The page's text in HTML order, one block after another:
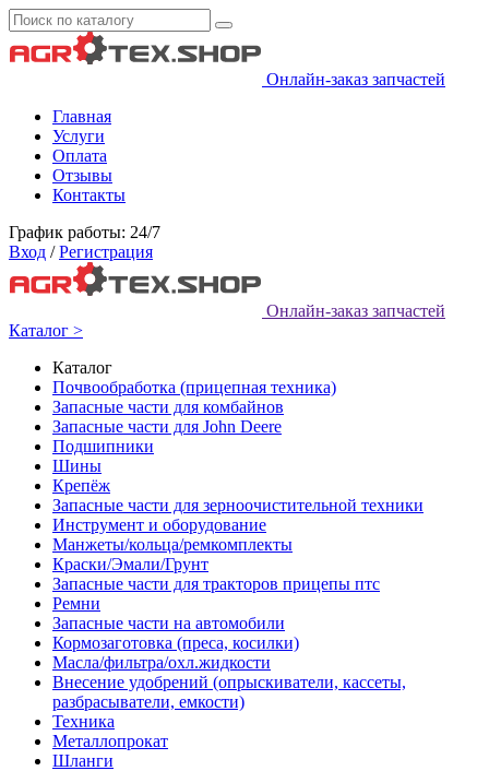
Онлайн-заказ запчастей
Главная
Услуги
Оплата
Отзывы
Контакты
График работы: 24/7
Вход / Регистрация
Онлайн-заказ запчастей
Каталог >
Каталог
Почвообработка (прицепная техника)
Запасные части для комбайнов
Запасные части для John Deere
Подшипники
Шины
Крепёж
Запасные части для зерноочистительной техники
Инструмент и оборудование
Манжеты/кольца/ремкомплекты
Краски/Эмали/Грунт
Запасные части для тракторов прицепы птс
Ремни
Запасные части на автомобили
Кормозаготовка (преса, косилки)
Масла/фильтра/охл.жидкости
Внесение удобрений (опрыскиватели, кассеты,
разбрасыватели, емкости)
Техника
Металлопрокат
Шланги